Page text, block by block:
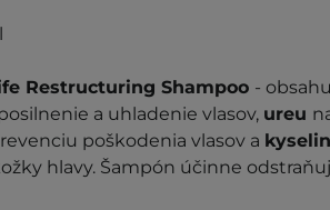
Restructuring Shampoo -
a uhladenie vlasov, ureu
poškodenia vlasov a
hlavy. Šampón účinne